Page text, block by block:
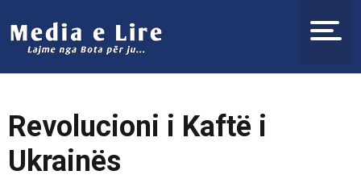
Revolucioni i Kaftë i
Ukrainës